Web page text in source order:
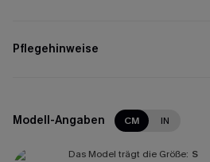
Pflegehinweise
Modell-Angaben CM IN
Das Model trägt die Größe: S